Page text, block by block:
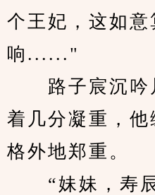
个王妃，这如意
响......"
路子宸沉吟
着几分凝重，
格外地郑重。
“妹妹，寿辰